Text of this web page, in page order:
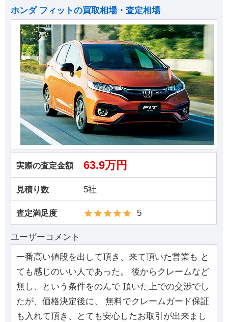
ホンダ フィットの買取相場・査定相場
実際の査定金額 63.9万円
見積り数 5社
査定満足度 5
ユーザーコメント
一番高い値段を出して頂き、来て頂いた営業も と
ても感じのいい人であった。 後からクレームなど
無し、という条件をのんで 頂いた上での交渉でし
たが、価格決定後に、 無料でクレームガード保証
も入れて頂き、とても安心したお取引が出来まし